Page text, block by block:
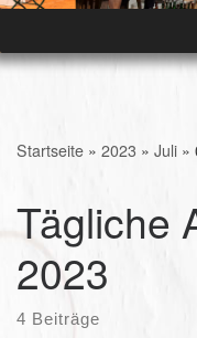
Startseite » 2023 » Juli »
Tägliche
2023
4 Beiträge